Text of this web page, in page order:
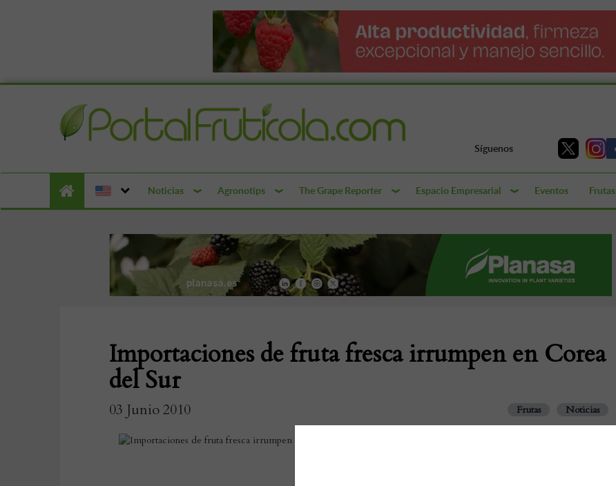
Síguenos
Noticias Agronotips The Grape Reporter Espacio Empresarial Eventos Frutas
Importaciones de fruta fresca irrumpen en Corea
del Sur
03 Junio 2010 Frutas Noticias